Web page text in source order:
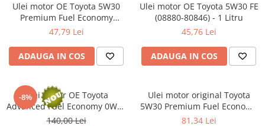
Ulei motor OE Toyota 5W30
Premium Fuel Economy
(08880-83388) - 1 Litru
47,79 Lei
ADAUGA IN COS
Ulei motor OE Toyota 5W30 FE
(08880-80846) - 1 Litru
45,76 Lei
ADAUGA IN COS
-8%Ulei motor OE Toyota
Advanced Fuel Economy 0W16
- 1 Litru
140,00 Lei
Ulei motor original Toyota
5W30 Premium Fuel Economy
1WW/2WW 5W30 0888083477
81,34 Lei